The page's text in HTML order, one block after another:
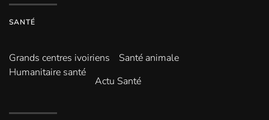
SANTÉ
Grands centres ivoiriens
Santé animale
Humanitaire santé
Actu Santé